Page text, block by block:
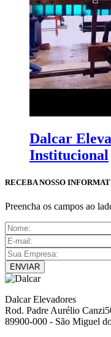
Dalcar
Institucional
RECEBA NOSSO
Preencha os campos ao
ENVIAR
Dalcar Elevadores
Rod. Padre Aurélio
89900-000 - São Miguel